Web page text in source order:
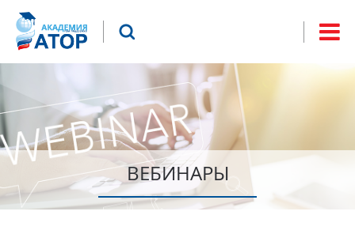
поиска
Что будем искать?
ВЕБИНАРЫ